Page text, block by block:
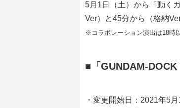
5月1日（土）から「動く
Ver）と45分から（格納
※コラボレーション演出は18時
■「GUNDAM-
・変更開始日：2021年5